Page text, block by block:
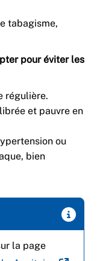
tabagisme,
pour éviter les
régulière.
et pauvre en
ou
bien
la page